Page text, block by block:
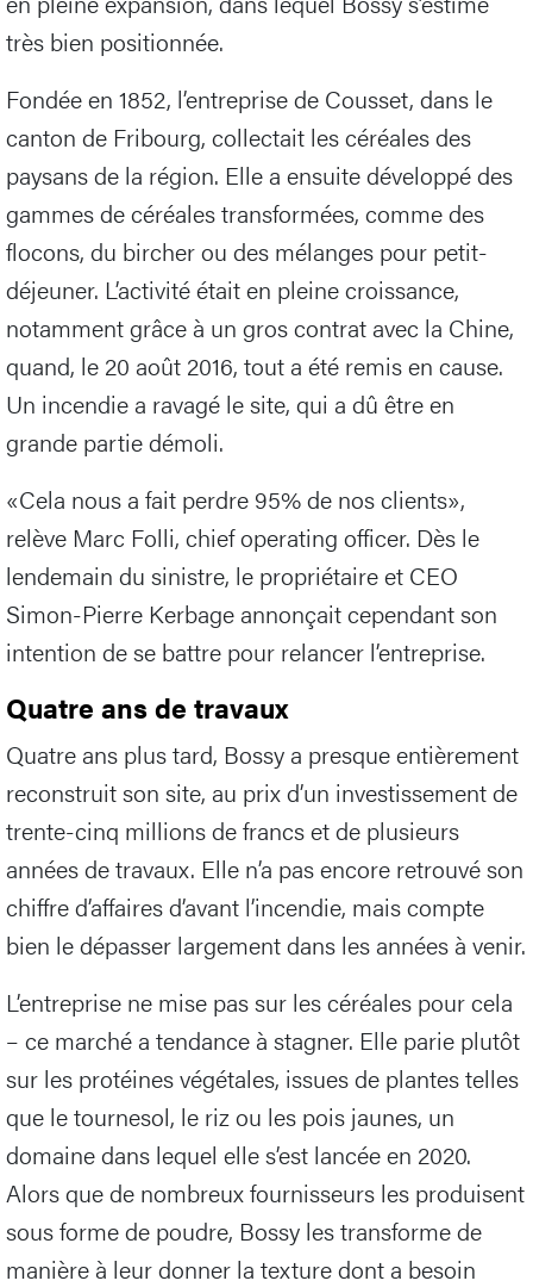
très bien positionnée.
Fondée en 1852, l’entreprise de Cousset, dans le
canton de Fribourg, collectait les céréales des
paysans de la région. Elle a ensuite développé des
gammes de céréales transformées, comme des
flocons, du bircher ou des mélanges pour petit-
déjeuner. L’activité était en pleine croissance,
notamment grâce à un gros contrat avec la Chine,
quand, le 20 août 2016, tout a été remis en cause.
Un incendie a ravagé le site, qui a dû être en
grande partie démoli.
«Cela nous a fait perdre 95% de nos clients»,
relève Marc Folli, chief operating officer. Dès le
lendemain du sinistre, le propriétaire et CEO
Simon-Pierre Kerbage annonçait cependant son
intention de se battre pour relancer l’entreprise.
Quatre ans de travaux
Quatre ans plus tard, Bossy a presque entièrement
reconstruit son site, au prix d’un investissement de
trente-cinq millions de francs et de plusieurs
années de travaux. Elle n’a pas encore retrouvé son
chiffre d’affaires d’avant l’incendie, mais compte
bien le dépasser largement dans les années à venir.
L’entreprise ne mise pas sur les céréales pour cela
– ce marché a tendance à stagner. Elle parie plutôt
sur les protéines végétales, issues de plantes telles
que le tournesol, le riz ou les pois jaunes, un
domaine dans lequel elle s’est lancée en 2020.
Alors que de nombreux fournisseurs les produisent
sous forme de poudre, Bossy les transforme de
manière à leur donner la texture dont a besoin